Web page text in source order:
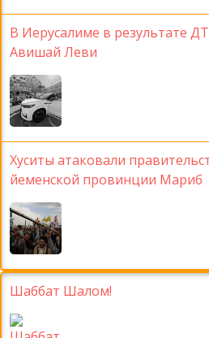
В Иерусалиме в результате
Авишай Леви
Хуситы атаковали
йеменской провинции Мариб
Шаббат Шалом!